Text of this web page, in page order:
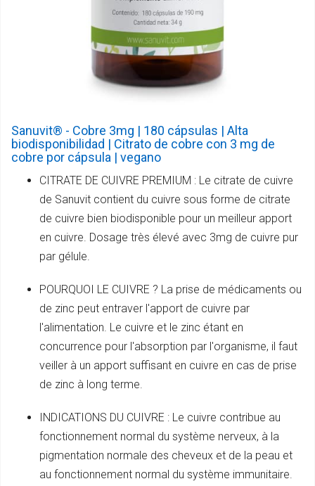
Sanuvit® - Cobre 3mg | 180 cápsulas | Alta
biodisponibilidad | Citrato de cobre con 3 mg de
cobre por cápsula | vegano
CITRATE DE CUIVRE PREMIUM : Le citrate de cuivre
de Sanuvit contient du cuivre sous forme de citrate
de cuivre bien biodisponible pour un meilleur apport
en cuivre. Dosage très élevé avec 3mg de cuivre pur
par gélule.
POURQUOI LE CUIVRE ? La prise de médicaments ou
de zinc peut entraver l'apport de cuivre par
l'alimentation. Le cuivre et le zinc étant en
concurrence pour l'absorption par l'organisme, il faut
veiller à un apport suffisant en cuivre en cas de prise
de zinc à long terme.
INDICATIONS DU CUIVRE : Le cuivre contribue au
fonctionnement normal du système nerveux, à la
pigmentation normale des cheveux et de la peau et
au fonctionnement normal du système immunitaire.